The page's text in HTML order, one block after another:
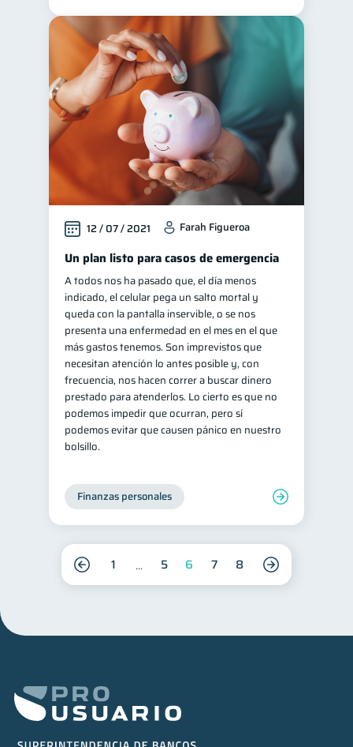
12 / 07 / 2021 Farah Figueroa
Un plan listo para casos de emergencia
A todos nos ha pasado que, el día menos
indicado, el celular pega un salto mortal y
queda con la pantalla inservible, o se nos
presenta una enfermedad en el mes en el que
más gastos tenemos. Son imprevistos que
necesitan atención lo antes posible y, con
frecuencia, nos hacen correr a buscar dinero
prestado para atenderlos. Lo cierto es que no
podemos impedir que ocurran, pero sí
podemos evitar que causen pánico en nuestro
bolsillo.
Finanzas personales
1 5 6 7 8